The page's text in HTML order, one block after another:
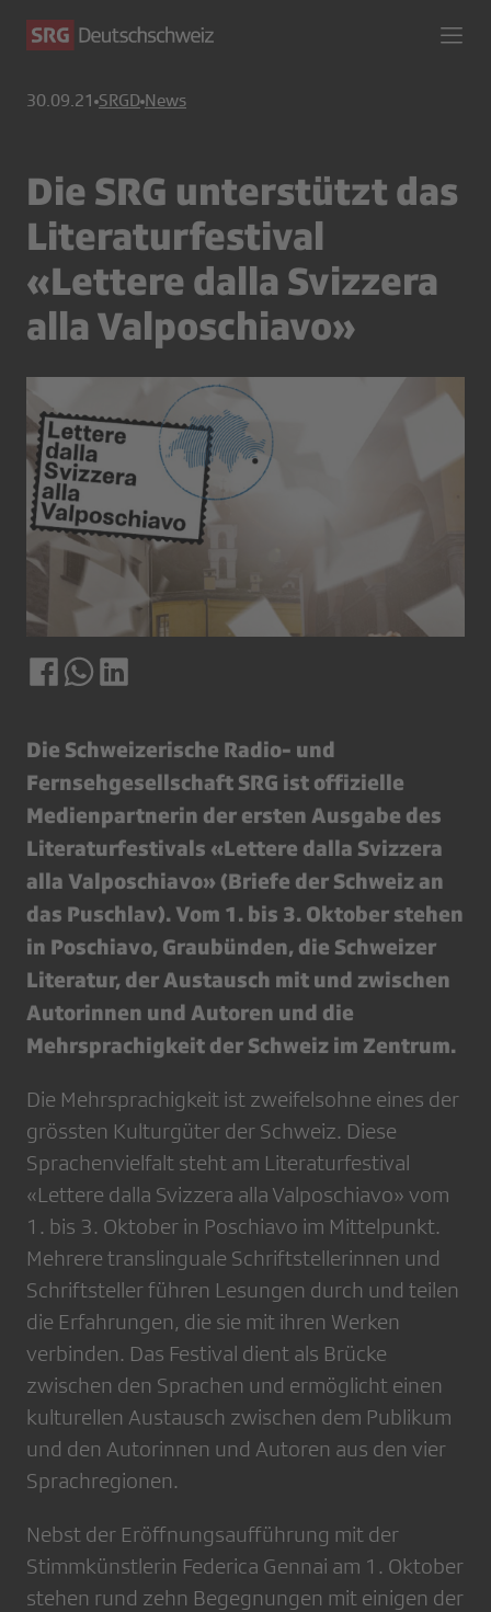
30.09.21 SRGD News
Die SRG unterstützt das
Literaturfestival
«Lettere dalla Svizzera
alla Valposchiavo»
Die Schweizerische Radio- und
Fernsehgesellschaft SRG ist offizielle
Medienpartnerin der ersten Ausgabe des
Literaturfestivals «Lettere dalla Svizzera
alla Valposchiavo» (Briefe der Schweiz an
das Puschlav). Vom 1. bis 3. Oktober stehen
in Poschiavo, Graubünden, die Schweizer
Literatur, der Austausch mit und zwischen
Autorinnen und Autoren und die
Mehrsprachigkeit der Schweiz im Zentrum.
Die Mehrsprachigkeit ist zweifelsohne eines der
grössten Kulturgüter der Schweiz. Diese
Sprachenvielfalt steht am Literaturfestival
«Lettere dalla Svizzera alla Valposchiavo» vom
1. bis 3. Oktober in Poschiavo im Mittelpunkt.
Mehrere translinguale Schriftstellerinnen und
Schriftsteller führen Lesungen durch und teilen
die Erfahrungen, die sie mit ihren Werken
verbinden. Das Festival dient als Brücke
zwischen den Sprachen und ermöglicht einen
kulturellen Austausch zwischen dem Publikum
und den Autorinnen und Autoren aus den vier
Sprachregionen.
Nebst der Eröffnungsaufführung mit der
Stimmkünstlerin Federica Gennai am 1. Oktober
stehen rund zehn Begegnungen mit einigen der